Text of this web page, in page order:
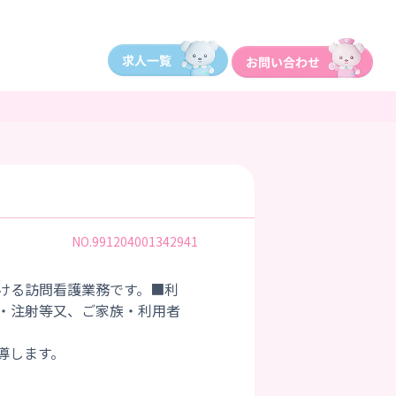
NO.991204001342941
る訪問看護業務です。■利
注射等又、ご家族・利用者